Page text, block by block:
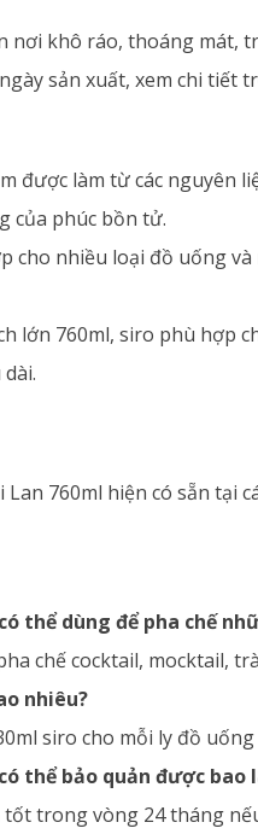
nơi khô ráo, thoáng mát,
sản xuất, xem chi tiết
được làm từ các nguyên
của phúc bồn tử.
cho nhiều loại đồ uống
lớn 760ml, siro phù hợp
760ml hiện có sẵn tại
thể dùng để pha chế
chế cocktail, mocktail,
nhiêu?
siro cho mỗi ly đồ
thể bảo quản được bao
tốt trong vòng 24 tháng